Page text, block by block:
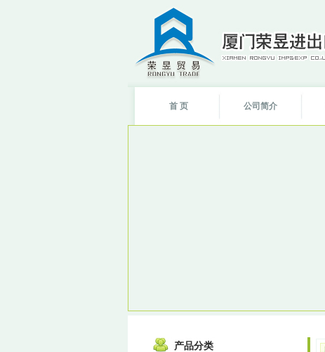
首 页 公司简介
产品分类